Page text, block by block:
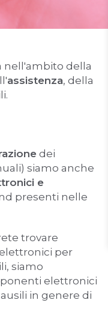
nell'ambito della
assistenza, della
dei
siamo anche
e
presenti nelle
trovare
per
siamo
elettronici
in genere di